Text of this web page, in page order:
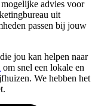
advies voor
uit
passen bij jouw
jou kan helpen naar
om snel een lokale en
We hebben het